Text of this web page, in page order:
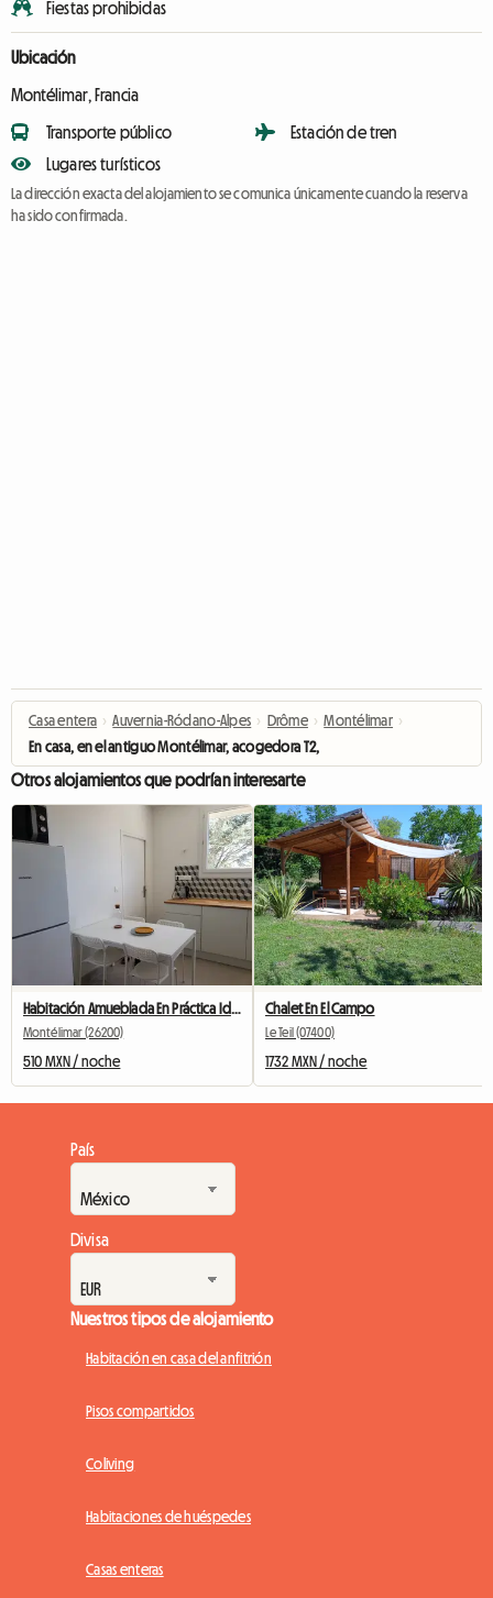
Fiestas prohibidas
Ubicación
Montélimar, Francia
Transporte público
Lugares turísticos
Estación de tren
La dirección exacta del alojamiento se comunica únicamente cuando la reserva
ha sido confirmada.
Casa entera › Auvernia-Ródano-Alpes › Drôme › Montélimar ›
En casa, en el antiguo Montélimar, acogedora T2, Wifi
Otros alojamientos que podrían interesarte
Montélimar (26200)
510 MXN / noche
Chalet En El Campo
Le Teil (07400)
1732 MXN / noche
País
Divisa
Nuestros tipos de alojamiento
Habitación en casa del anfitrión
Pisos compartidos
Coliving
Habitaciones de huéspedes
Casas enteras